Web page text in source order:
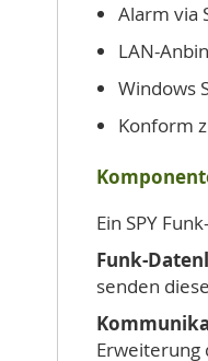
Alarm via
LAN-
Windows
Konform
Ein SPY
Funk-
senden
Erweiterung